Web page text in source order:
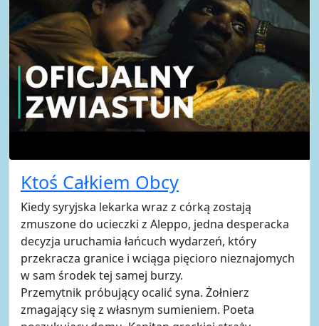
Ktoś Całkiem Obcy
Kiedy syryjska lekarka wraz z córką zostają
zmuszone do ucieczki z Aleppo, jedna desperacka
decyzja uruchamia łańcuch wydarzeń, który
przekracza granice i wciąga pięcioro nieznajomych
w sam środek tej samej burzy.
Przemytnik próbujący ocalić syna. Żołnierz
zmagający się z własnym sumieniem. Poeta